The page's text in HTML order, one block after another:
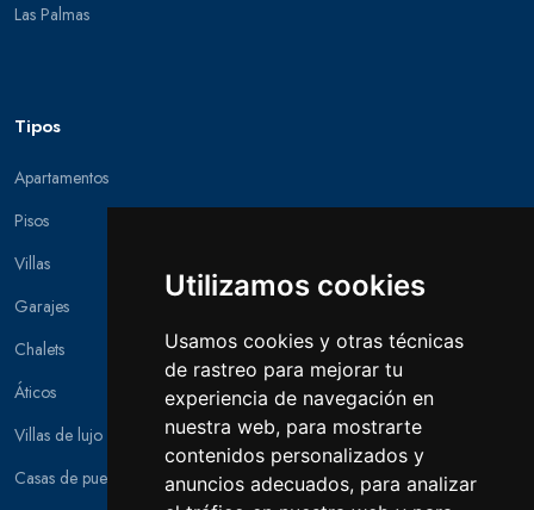
Utilizamos cookies
Usamos cookies y otras técnicas
de rastreo para mejorar tu
experiencia de navegación en
nuestra web, para mostrarte
contenidos personalizados y
anuncios adecuados, para analizar
Las Palmas
Tipos
Apartamentos
Pisos
Villas
Garajes
Chalets
Áticos
Villas de lujo
Casas de pueblo